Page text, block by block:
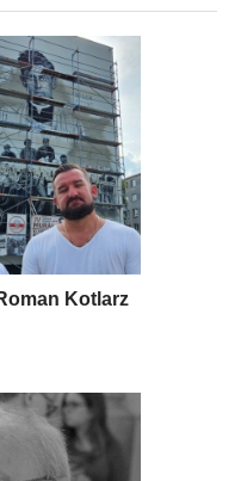
Kotlarz